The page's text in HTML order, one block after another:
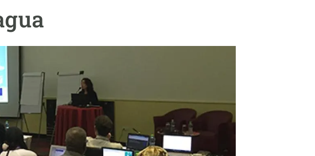
y gestión
técnicos
Un lugar donde crecer
Desarrollo de carrera
Seminarios y actividades internas
Te ofrecemos formación